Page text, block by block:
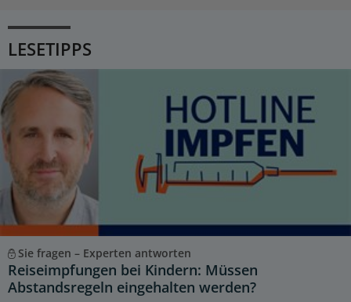
LESETIPPS
Sie fragen – Experten antworten
Reiseimpfungen bei Kindern: Müssen
Abstandsregeln eingehalten werden?